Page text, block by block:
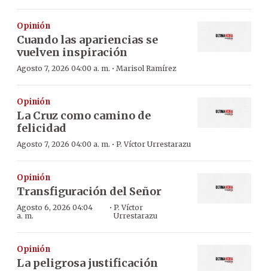
Opinión
Cuando las apariencias se
vuelven inspiración
Agosto 7, 2026 04:00 a. m. · Marisol Ramírez
Opinión
La Cruz como camino de
felicidad
Agosto 7, 2026 04:00 a. m. · P. Víctor Urrestarazu
Opinión
Transfiguración del Señor
Agosto 6, 2026 04:04
a. m.
· P. Víctor
Urrestarazu
Opinión
La peligrosa justificación